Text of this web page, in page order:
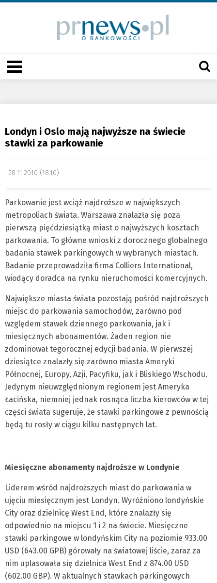
Londyn i Oslo mają najwyższe na świecie
stawki za parkowanie
28.11.2010 (18:10)
Parkowanie jest wciąż najdroższe w największych
metropoliach świata. Warszawa znalazła się poza
pierwszą pięćdziesiątką miast o najwyższych kosztach
parkowania. To główne wnioski z dorocznego globalnego
badania stawek parkingowych w wybranych miastach.
Badanie przeprowadziła firma Colliers International,
wiodący doradca na rynku nieruchomości komercyjnych.
Największe miasta świata pozostają pośród najdroższych
miejsc do parkowania samochodów, zarówno pod
względem stawek dziennego parkowania, jak i
miesięcznych abonamentów. Żaden region nie
zdominował tegorocznej edycji badania. W pierwszej
dziesiątce znalazły się zarówno miasta Ameryki
Północnej, Europy, Azji, Pacyfiku, jak i Bliskiego Wschodu.
Jedynym nieuwzględnionym regionem jest Ameryka
Łacińska, niemniej jednak rosnąca liczba kierowców w tej
części świata sugeruje, że stawki parkingowe z pewnością
będą tu rosły w ciągu kilku następnych lat.
Miesięczne abonamenty najdroższe w Londynie
Liderem wśród najdroższych miast do parkowania w
ujęciu miesięcznym jest Londyn. Wyróżniono londyńskie
City oraz dzielnicę West End, które znalazły się
odpowiednio na miejscu 1 i 2 na świecie. Miesięczne
stawki parkingowe w londyńskim City na poziomie 933.00
USD (643.00 GPB) górowały na światowej liście, zaraz za
nim uplasowała się dzielnica West End z 874.00 USD
(602.00 GBP). W aktualnych stawkach parkingowych